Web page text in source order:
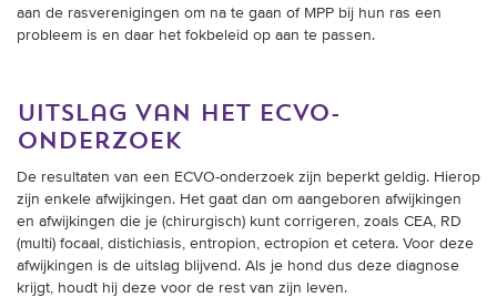
aan de rasverenigingen om na te gaan of MPP bij hun ras een
probleem is en daar het fokbeleid op aan te passen.
uitslag van het ecvo-
onderzoek
De resultaten van een ECVO-onderzoek zijn beperkt geldig. Hierop
zijn enkele afwijkingen. Het gaat dan om aangeboren afwijkingen
en afwijkingen die je (chirurgisch) kunt corrigeren, zoals CEA, RD
(multi) focaal, distichiasis, entropion, ectropion et cetera. Voor deze
afwijkingen is de uitslag blijvend. Als je hond dus deze diagnose
krijgt, houdt hij deze voor de rest van zijn leven.